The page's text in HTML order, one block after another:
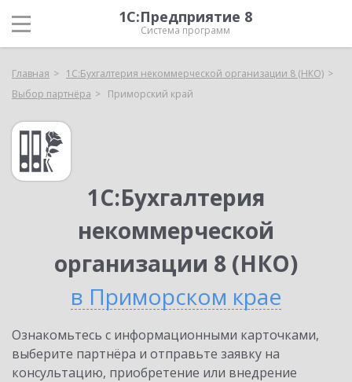
1С:Предприятие 8
Система программ
Главная
1С:Бухгалтерия некоммерческой организации 8 (НКО)
Выбор партнёра
Приморский край
1С:Бухгалтерия
некоммерческой
организации 8 (НКО)
в Приморском крае
Ознакомьтесь с информационными карточками,
выберите партнёра и отправьте заявку на
консультацию, приобретение или внедрение